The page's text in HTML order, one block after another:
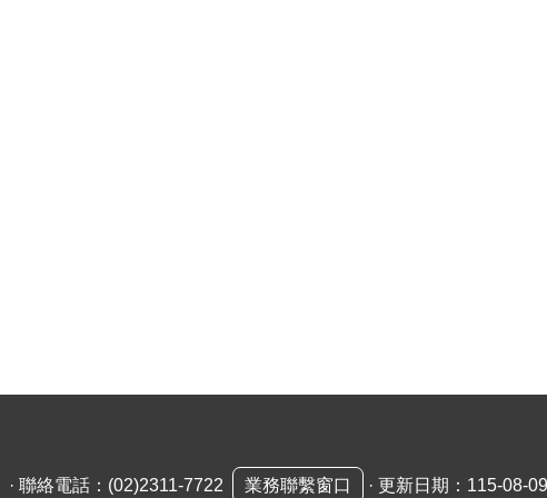
· 聯絡電話： (02)2311-7722 業務聯繫窗口 · 更新日期：115-08-09